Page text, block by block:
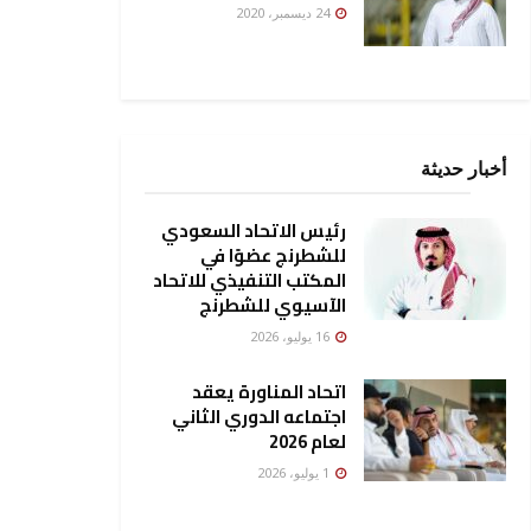
24 ديسمبر، 2020
أخبار حديثة
رئيس الاتحاد السعودي
للشطرنج عضوًا في
المكتب التنفيذي للاتحاد
الآسيوي للشطرنج
اتحاد المناورة يعقد
اجتماعه الدوري الثاني
لعام 2026